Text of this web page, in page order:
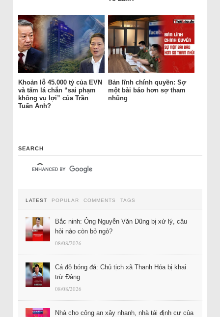
Khoản lỗ 45.000 tỷ của EVN
và tấm lá chắn “sai phạm
không vụ lợi” của Trần
Tuấn Anh?
Bản lĩnh chính quyền: Sợ
một bài báo hơn sợ tham
nhũng
SEARCH
LATEST POPULAR COMMENTS TAGS
Bắc ninh: Ông Nguyễn Văn Dũng bị xử lý, câu
hỏi nào còn bỏ ngỏ?
08/08/2026
Cá độ bóng đá: Chủ tịch xã Thanh Hóa bị khai
trừ Đảng
08/08/2026
Nhà cho công an xây nhanh, nhà tái định cư của